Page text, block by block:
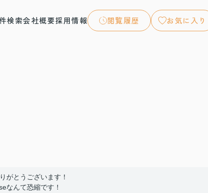
検索会社概要採用情報 閲覧履歴 お気に入り
がとうございます！
なんて恐縮です！